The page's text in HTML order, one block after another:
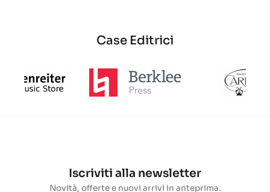
Case Editrici
Iscriviti alla newsletter
Novità, offerte e nuovi arrivi in anteprima.